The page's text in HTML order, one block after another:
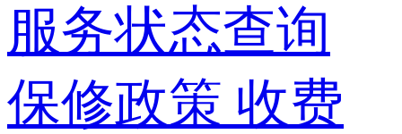
服务状态查询
保修政策 收费